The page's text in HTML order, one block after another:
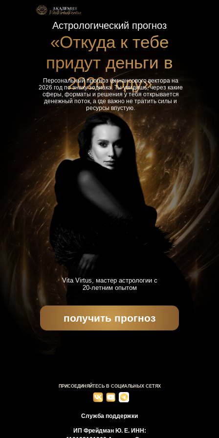
получить прогноз
Астрологический прогноз
«Откуда к тебе
придут деньги в
2026 году»
Персональный прогноз финансового вектора на
2026 год по знаку зодиака. Ты увидишь, через какие
сферы, форматы и решения у тебя открывается
денежный поток, а где важно не тратить силы и
ресурсы впустую.
Vita Virtus, мастер астрологии с
20-летним опытом
ПРИСОЕДИНЯЙТЕСЬ В СОЦИАЛЬНЫХ СЕТЯХ
ИП Фрейдман Ю. Е. ИНН:
Служба поддержки